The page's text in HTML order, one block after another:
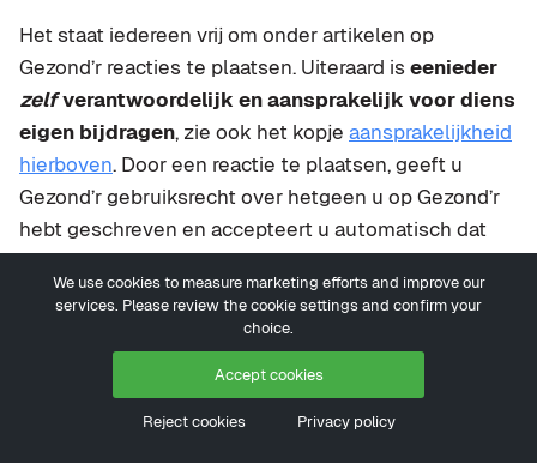
Het staat iedereen vrij om onder artikelen op
Gezond’r reacties te plaatsen. Uiteraard iseenieder
zelfverantwoordelijk en aansprakelijk voor diens
eigen bijdragen, zie ook het kopje aansprakelijkheid
hierboven. Door een reactie te plaatsen, geeft u
Gezond’r gebruiksrecht over hetgeen u op Gezond’r
hebt geschreven en accepteert u automatisch dat
uw bericht definitief zichtbaar wordt voor derden en
voor onbepaalde tijd beschikbaar en inzichtelijk blijft
Beweringen en meningen, geuit in reacties, zijn die
van de auteur en niet (noodzakelijkerwijs) die van
We use cookies to measure marketing efforts and improve our
services. Please review the cookie settings and confirm your
choice.
Accept cookies
Reject cookies Privacy policy